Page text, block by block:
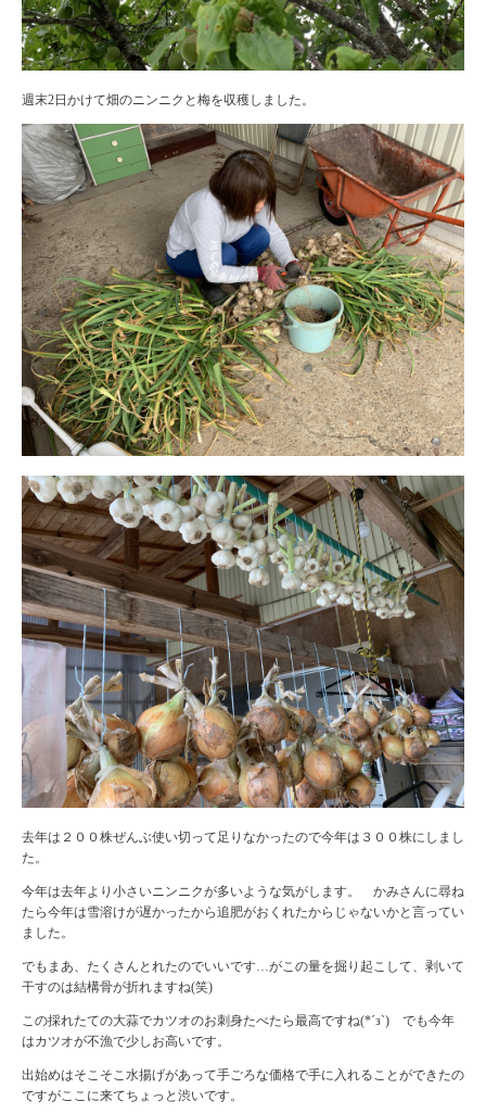
週末2日かけて畑のニンニクと梅を収穫しました。
去年は２００株ぜんぶ使い切って足りなかったので今年は３００株にしまし
た。
今年は去年より小さいニンニクが多いような気がします。 かみさんに尋ね
たら今年は雪溶けが遅かったから追肥がおくれたからじゃないかと言ってい
ました。
でもまあ、たくさんとれたのでいいです…がこの量を掘り起こして、剥いて
干すのは結構骨が折れますね(笑)
この採れたての大蒜でカツオのお刺身たべたら最高ですね(*´з`) でも今年
はカツオが不漁で少しお高いです。
出始めはそこそこ水揚げがあって手ごろな価格で手に入れることができたの
ですがここに来てちょっと渋いです。